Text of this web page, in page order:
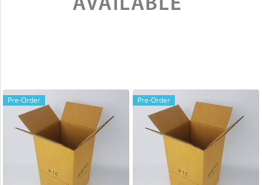
Pre-Order Pre-Order